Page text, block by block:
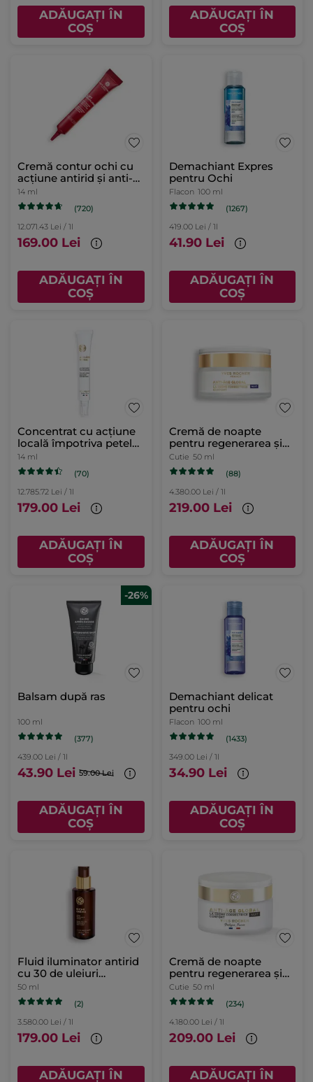
ADĂUGAȚI ÎN
COȘ
ADĂUGAȚI ÎN
COȘ
Cremă contur ochi cu
acțiune antirid și anti-
pungi 14ml
14 ml
(720)
12.071.43 Lei / 1l
169.00 Lei
ADĂUGAȚI ÎN
COȘ
Demachiant Expres
pentru Ochi
Flacon 100 ml
(1267)
419.00 Lei / 1l
41.90 Lei
ADĂUGAȚI ÎN
COȘ
Concentrat cu acțiune
locală împotriva petelor
Tub 14 ml
14 ml
(70)
12.785.72 Lei / 1l
179.00 Lei
ADĂUGAȚI ÎN
COȘ
Cremă de noapte
pentru regenerarea și
confortul tenului
Cutie 50 ml
(88)
4.380.00 Lei / 1l
219.00 Lei
ADĂUGAȚI ÎN
COȘ
-26%
Balsam după ras
100 ml
(377)
439.00 Lei / 1l
43.90 Lei 59.00 Lei
ADĂUGAȚI ÎN
COȘ
Demachiant delicat
pentru ochi
Flacon 100 ml
(1433)
349.00 Lei / 1l
34.90 Lei
ADĂUGAȚI ÎN
COȘ
Fluid iluminator antirid
cu 30 de uleiuri
prețioase flacon cu
pompă 50 ml
50 ml
(2)
3.580.00 Lei / 1l
179.00 Lei
ADĂUGAȚI ÎN
Cremă de noapte
pentru regenerarea și
confortul tenului Cutie
50 ml
Cutie 50 ml
(234)
4.180.00 Lei / 1l
209.00 Lei
ADĂUGAȚI ÎN